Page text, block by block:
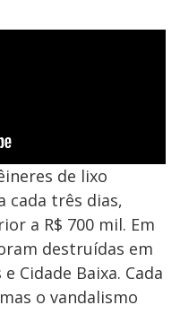
de lixo
cada três dias,
a R$ 700 mil. Em
destruídas em
Cidade Baixa. Cada
o vandalismo